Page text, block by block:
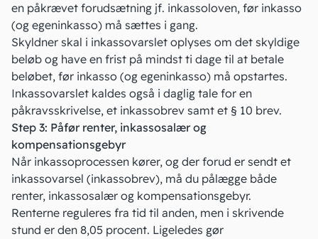
en påkrævet forudsætning jf. inkassoloven, før inkasso
(og egeninkasso) må sættes i gang.
Skyldner skal i inkassovarslet oplyses om det skyldige
beløb og have en frist på mindst ti dage til at betale
beløbet, før inkasso (og egeninkasso) må opstartes.
Inkassovarslet kaldes også i daglig tale for en
påkravsskrivelse, et inkassobrev samt et § 10 brev.
Step 3: Påfør renter, inkassosalær og
kompensationsgebyr
Når inkassoprocessen kører, og der forud er sendt et
inkassovarsel (inkassobrev), må du pålægge både
renter, inkassosalær og kompensationsgebyr.
Renterne reguleres fra tid til anden, men i skrivende
stund er den 8,05 procent. Ligeledes gør